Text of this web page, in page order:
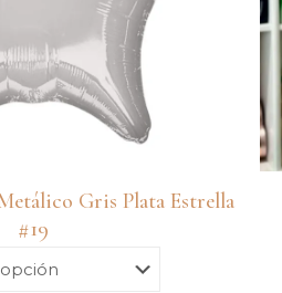
Gris Plata Estrella
#19